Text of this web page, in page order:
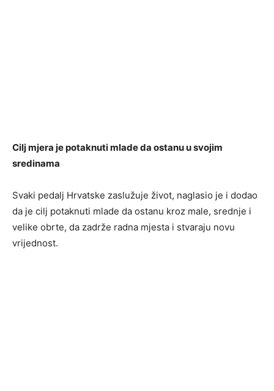
Cilj mjera je potaknuti mlade da ostanu u svojim
sredinama
Svaki pedalj Hrvatske zaslužuje život, naglasio je i dodao
da je cilj potaknuti mlade da ostanu kroz male, srednje i
velike obrte, da zadrže radna mjesta i stvaraju novu
vrijednost.